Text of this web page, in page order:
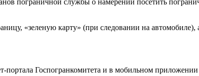
пограничной службы о намерении посетить
«зеленую карту» (при следовании на автомобиле),
Госпогранкомитета и в мобильном